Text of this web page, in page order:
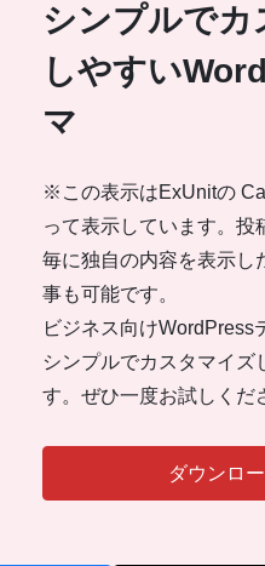
シンプルでカ
しやすい
マ
※この表示はExUnitの
って表示しています。投
毎に独自の内容を表示し
事も可能です。
ビジネス向けWordPress
シンプルでカスタマイズ
す。ぜひ一度お試しくだ
ダウンロ